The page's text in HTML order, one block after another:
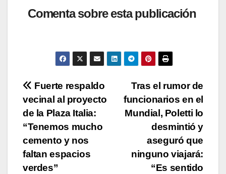
at c
b
o
k
tt
p
Li
n
m
ar
tir
Comenta sobre esta publicación
Navegación
de
entradas
Tras el rumor de
funcionarios en el
Mundial, Poletti lo
desmintió y
aseguró que
ninguno viajará:
“Es sentido
Fuerte respaldo
vecinal al proyecto
de la Plaza Italia:
“Tenemos mucho
cemento y nos
faltan espacios
verdes”